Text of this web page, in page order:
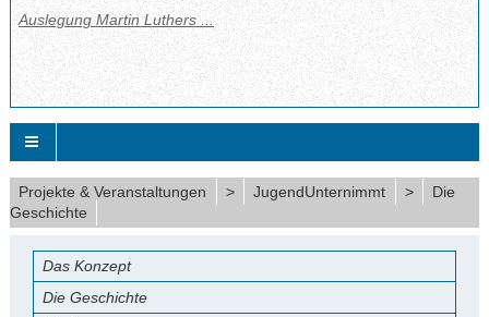
Auslegung Martin Luthers ...
Projekte & Veranstaltungen > JugendUnternimmt >
Die
Geschichte
Das Konzept
Die Geschichte